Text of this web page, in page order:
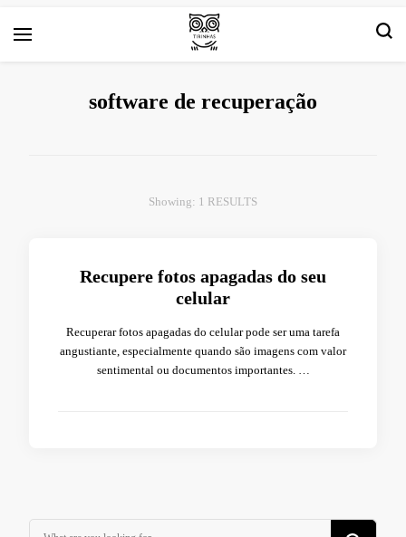
Tirinha.com
software de recuperação
Showing: 1 RESULTS
Recupere fotos apagadas do seu
celular
Recuperar fotos apagadas do celular pode ser uma tarefa
angustiante, especialmente quando são imagens com valor
sentimental ou documentos importantes. …